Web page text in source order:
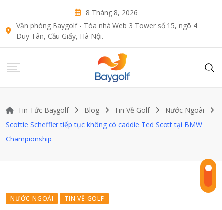
content
8 Tháng 8, 2026
Văn phòng Baygolf - Tòa nhà Web 3 Tower số 15, ngõ 4
Duy Tân, Cầu Giấy, Hà Nội.
Tin Tức Baygolf Blog Tin Về Golf
Nước Ngoài
Scottie Scheffler tiếp tục không có caddie Ted Scott tại BMW
Championship
NƯỚC NGOÀI TIN VỀ GOLF